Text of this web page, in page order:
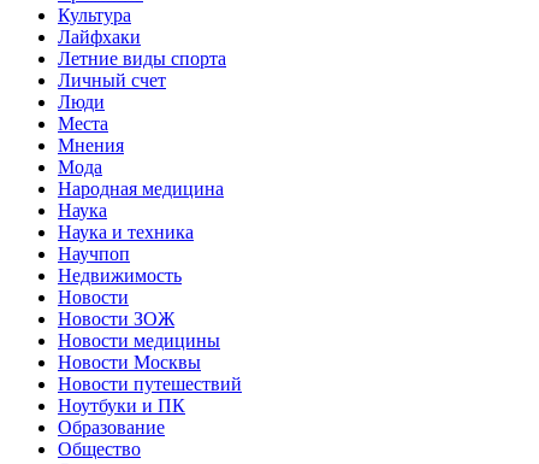
Культура
Лайфхаки
Летние виды спорта
Личный счет
Люди
Места
Мнения
Мода
Народная медицина
Наука
Наука и техника
Научпоп
Недвижимость
Новости
Новости ЗОЖ
Новости медицины
Новости Москвы
Новости путешествий
Ноутбуки и ПК
Образование
Общество